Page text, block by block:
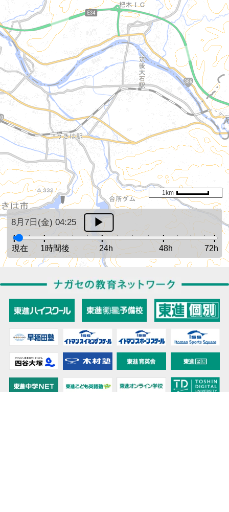
8月7日(金) 04:25
現在 1時間後 24h 48h 72h
1km